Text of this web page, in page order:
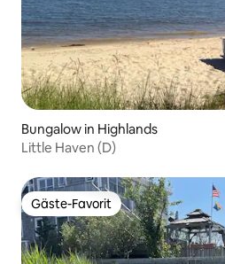
Bungalow in Highlands
Little Haven (D)
Gäste-Favorit
Gäste-Favorit